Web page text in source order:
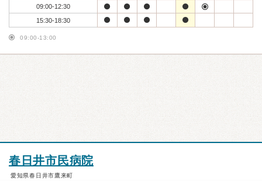
09:00-12:30
15:30-18:30
09:00-13:00
春日井市民病院
愛知県春日井市鷹来町